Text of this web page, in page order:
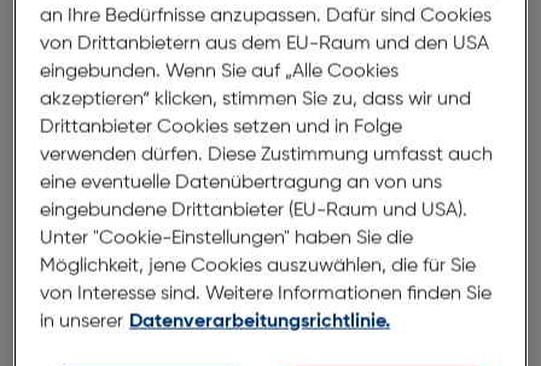
Produktbeschreibung
an Ihre Bedürfnisse anzupassen. Dafür sind Cookies
von Drittanbietern aus dem EU-Raum und den USA
eingebunden. Wenn Sie auf „Alle Cookies
akzeptieren“ klicken, stimmen Sie zu, dass wir und
Drittanbieter Cookies setzen und in Folge
verwenden dürfen. Diese Zustimmung umfasst auch
eine eventuelle Datenübertragung an von uns
eingebundene Drittanbieter (EU-Raum und USA).
Unter "Cookie-Einstellungen" haben Sie die
Möglichkeit, jene Cookies auszuwählen, die für Sie
von Interesse sind. Weitere Informationen finden Sie
in unserer Datenverarbeitungsrichtlinie.